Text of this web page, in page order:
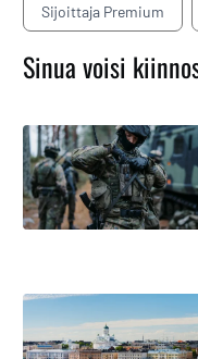
Sijoittaja Premium
Sinua voisi